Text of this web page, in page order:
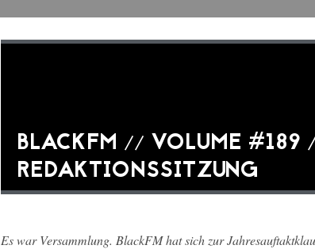
BLACKFM // VOLUME #189
REDAKTIONSSITZUNG
Es war Versammlung. BlackFM hat sich zur